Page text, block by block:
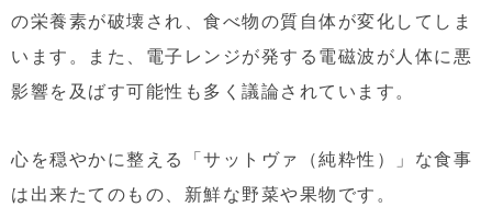
の栄養素が破壊され、食べ物の質自体が変化してしま
います。また、電子レンジが発する電磁波が人体に悪
影響を及ばす可能性も多く議論されています。
心を穏やかに整える「サットヴァ（純粋性）」な食事
は出来たてのもの、新鮮な野菜や果物です。